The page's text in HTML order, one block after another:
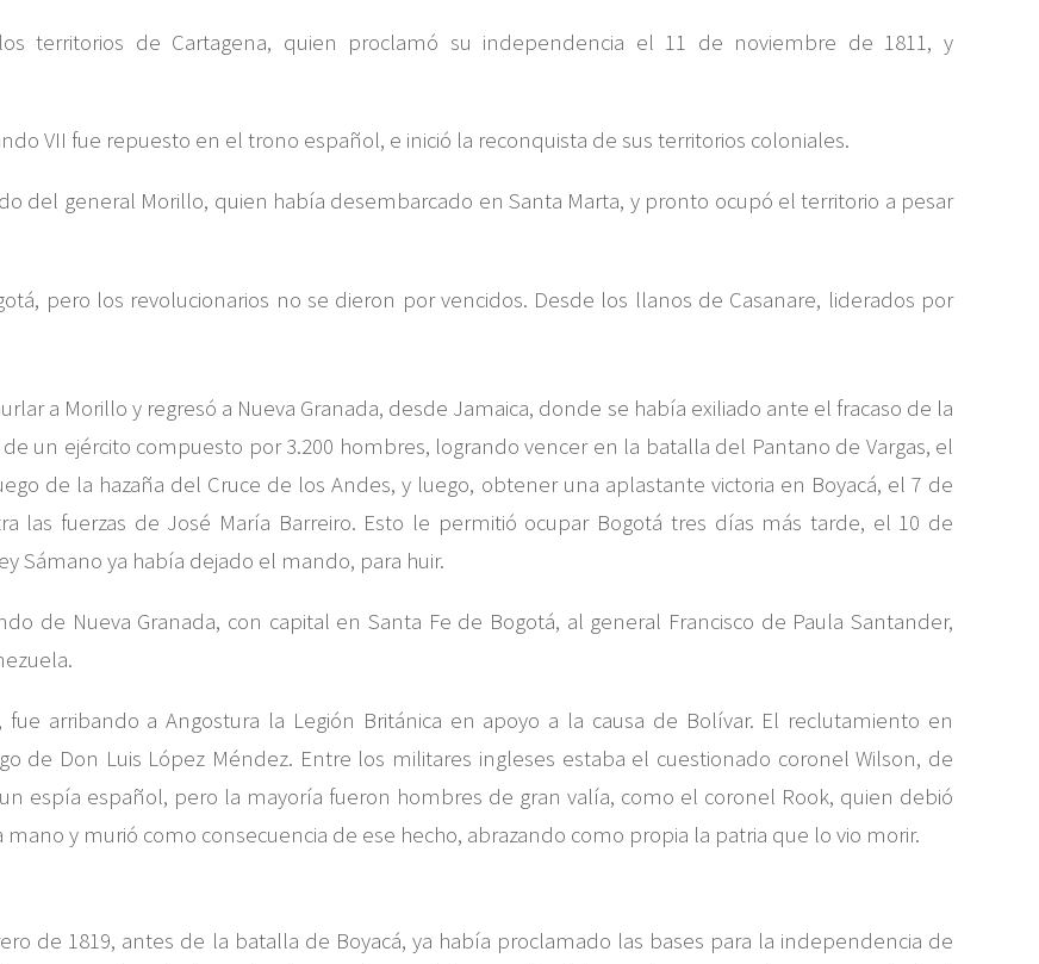
territorios de Cartagena, quien proclamó su independencia el 11 de noviembre de 1811, y
VII fue repuesto en el trono español, e inició la reconquista de sus territorios coloniales.
del general Morillo, quien había desembarcado en Santa Marta, y pronto ocupó el territorio a pesar
pero los revolucionarios no se dieron por vencidos. Desde los llanos de Casanare, liderados por
a Morillo y regresó a Nueva Granada, desde Jamaica, donde se había exiliado ante el fracaso de la
un ejército compuesto por 3.200 hombres, logrando vencer en la batalla del Pantano de Vargas, el
de la hazaña del Cruce de los Andes, y luego, obtener una aplastante victoria en Boyacá, el 7 de
las fuerzas de José María Barreiro. Esto le permitió ocupar Bogotá tres días más tarde, el 10 de
Sámano ya había dejado el mando, para huir.
de Nueva Granada, con capital en Santa Fe de Bogotá, al general Francisco de Paula Santander,
fue arribando a Angostura la Legión Británica en apoyo a la causa de Bolívar. El reclutamiento en
de Don Luis López Méndez. Entre los militares ingleses estaba el cuestionado coronel Wilson, de
espía español, pero la mayoría fueron hombres de gran valía, como el coronel Rook, quien debió
y murió como consecuencia de ese hecho, abrazando como propia la patria que lo vio morir.
de 1819, antes de la batalla de Boyacá, ya había proclamado las bases para la independencia de